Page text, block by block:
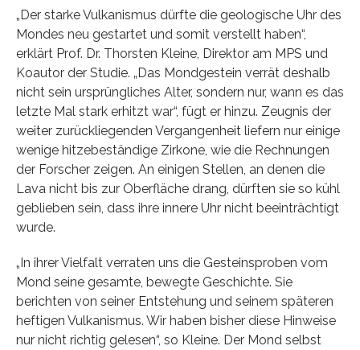
„Der starke Vulkanismus dürfte die geologische Uhr des
Mondes neu gestartet und somit verstellt haben“,
erklärt Prof. Dr. Thorsten Kleine, Direktor am MPS und
Koautor der Studie. „Das Mondgestein verrät deshalb
nicht sein ursprüngliches Alter, sondern nur, wann es das
letzte Mal stark erhitzt war“, fügt er hinzu. Zeugnis der
weiter zurückliegenden Vergangenheit liefern nur einige
wenige hitzebeständige Zirkone, wie die Rechnungen
der Forscher zeigen. An einigen Stellen, an denen die
Lava nicht bis zur Oberfläche drang, dürften sie so kühl
geblieben sein, dass ihre innere Uhr nicht beeinträchtigt
wurde.
„In ihrer Vielfalt verraten uns die Gesteinsproben vom
Mond seine gesamte, bewegte Geschichte. Sie
berichten von seiner Entstehung und seinem späteren
heftigen Vulkanismus. Wir haben bisher diese Hinweise
nur nicht richtig gelesen“, so Kleine. Der Mond selbst